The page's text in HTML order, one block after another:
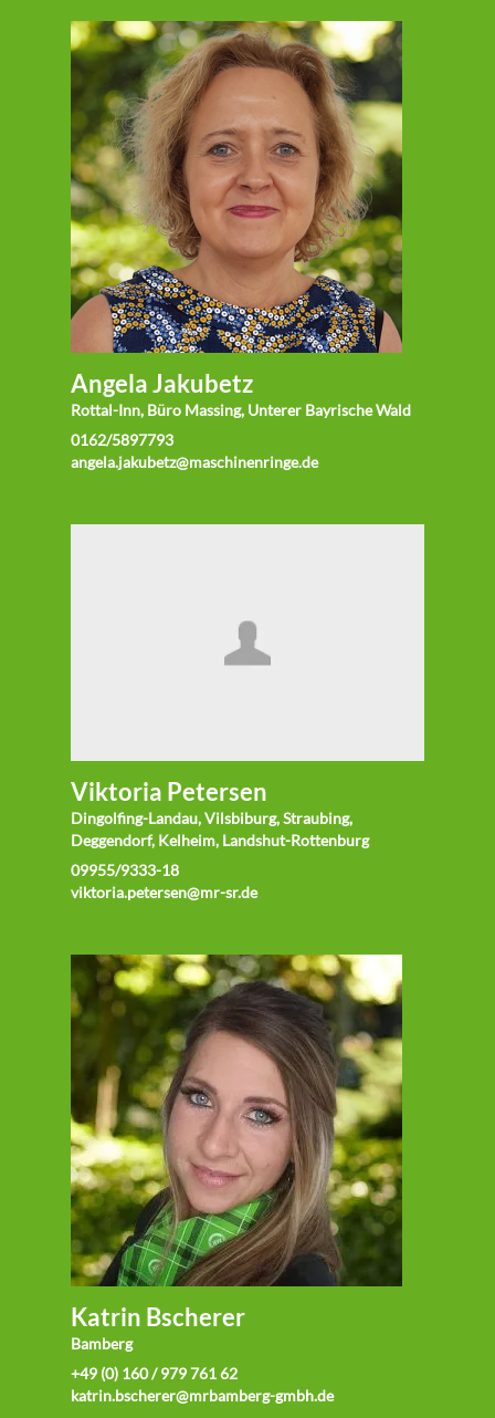
Angela Jakubetz
Rottal-Inn, Büro Massing, Unterer Bayrische Wald
0162/5897793
angela.jakubetz@maschinenringe.de
Viktoria Petersen
Dingolfing-Landau, Vilsbiburg, Straubing,
Deggendorf, Kelheim, Landshut-Rottenburg
09955/9333-18
viktoria.petersen@mr-sr.de
Katrin Bscherer
Bamberg
+49 (0) 160 / 979 761 62
katrin.bscherer@mrbamberg-gmbh.de